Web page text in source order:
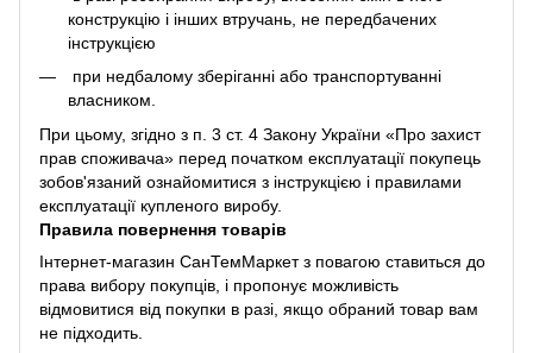
конструкцію і інших втручань, не передбачених
інструкцією
при недбалому зберіганні або транспортуванні
власником.
При цьому, згідно з п. 3 ст. 4 Закону України «Про захист
прав споживача» перед початком експлуатації покупець
зобов'язаний ознайомитися з інструкцією і правилами
експлуатації купленого виробу.
Правила повернення товарів
Інтернет-магазин СанТемМаркет з повагою ставиться до
права вибору покупців, і пропонує можливість
відмовитися від покупки в разі, якщо обраний товар вам
не підходить.